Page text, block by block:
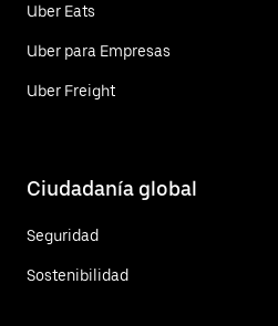
Uber Eats
Uber para Empresas
Uber Freight
Ciudadanía global
Seguridad
Sostenibilidad